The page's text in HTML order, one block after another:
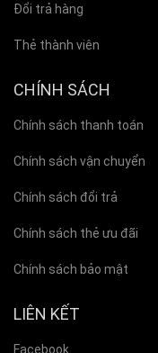
Đổi trả hàng
Thẻ thành viên
CHÍNH SÁCH
Chính sách thanh toán
Chính sách vận chuyển
Chính sách đổi trả
Chính sách thẻ ưu đãi
Chính sách bảo mật
LIÊN KẾT
Facebook